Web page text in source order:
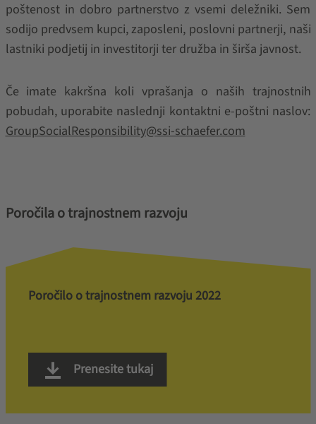
poštenost in dobro partnerstvo z vsemi deležniki. Sem
sodijo predvsem kupci, zaposleni, poslovni partnerji, naši
lastniki podjetij in investitorji ter družba in širša javnost.
Če imate kakršna koli vprašanja o naših trajnostnih
pobudah, uporabite naslednji kontaktni e-poštni naslov:
GroupSocialResponsibility@ssi-schaefer.com
Poročila o trajnostnem razvoju
Poročilo o trajnostnem razvoju 2022
Prenesite tukaj